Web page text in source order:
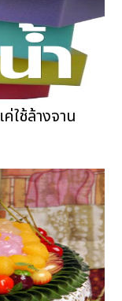
ใช้ล้างจาน